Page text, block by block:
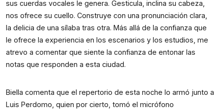
sus cuerdas vocales le genera. Gesticula, inclina su cabeza,
nos ofrece su cuello. Construye con una pronunciación clara,
la delicia de una sílaba tras otra. Más allá de la confianza que
le ofrece la experiencia en los escenarios y los estudios, me
atrevo a comentar que siente la confianza de entonar las
notas que responden a esta ciudad.
Biella comenta que el repertorio de esta noche lo armó junto a
Luis Perdomo, quien por cierto, tomó el micrófono